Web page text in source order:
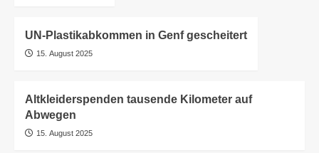
UN-Plastikabkommen in Genf gescheitert
15. August 2025
Altkleiderspenden tausende Kilometer auf
Abwegen
15. August 2025